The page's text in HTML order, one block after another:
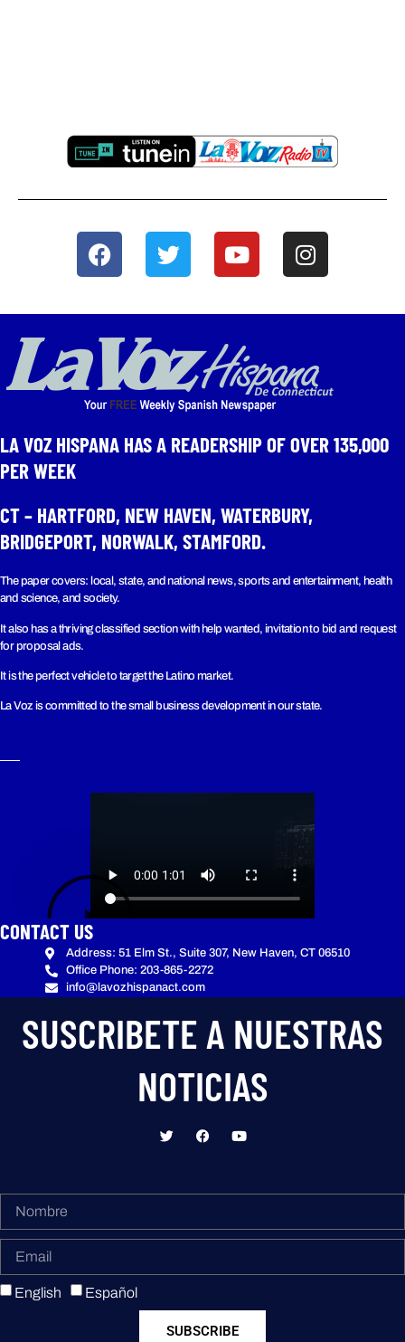
LA VOZ HISPANA HAS A READERSHIP OF OVER 135,000
PER WEEK​
CT – HARTFORD, NEW HAVEN, WATERBURY,
BRIDGEPORT, NORWALK, STAMFORD.
The paper covers: local, state, and national news, sports and entertainment, health
and science, and society.
It also has a thriving classified section with help wanted, invitation to bid and request
for proposal ads.
It is the perfect vehicle to target the Latino market.
La Voz is committed to the small business development in our state.
CONTACT US
Address: 51 Elm St., Suite 307, New Haven, CT 06510
Office Phone: 203-865-2272
info@lavozhispanact.com
SUSCRIBETE A NUESTRAS
NOTICIAS
English Español
SUBSCRIBE